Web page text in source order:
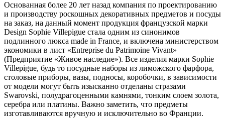
Основанная более 20 лет назад компания по проектированию
и производству роскошных декоративных предметов и посуды
на заказ, на данный момент продукция французской марки
Design Sophie Villepigue стала одним из синонимов
подлинного люкса made in France, и включена министерством
экономики в лист «Entreprise du Patrimoine Vivant»
(Предприятие «Живое наследие»). Все изделия марки Sophie
Villepigue, будь то посудные наборы из лиможского фарфора,
столовые приборы, вазы, подносы, коробочки, в зависимости
от модели могут быть изысканно отделаны стразами
Swarovski, полудрагоценными камнями, тонким слоем золота,
серебра или платины. Важно заметить, что предметы
изготавливаются вручную и исключительно во Франции.